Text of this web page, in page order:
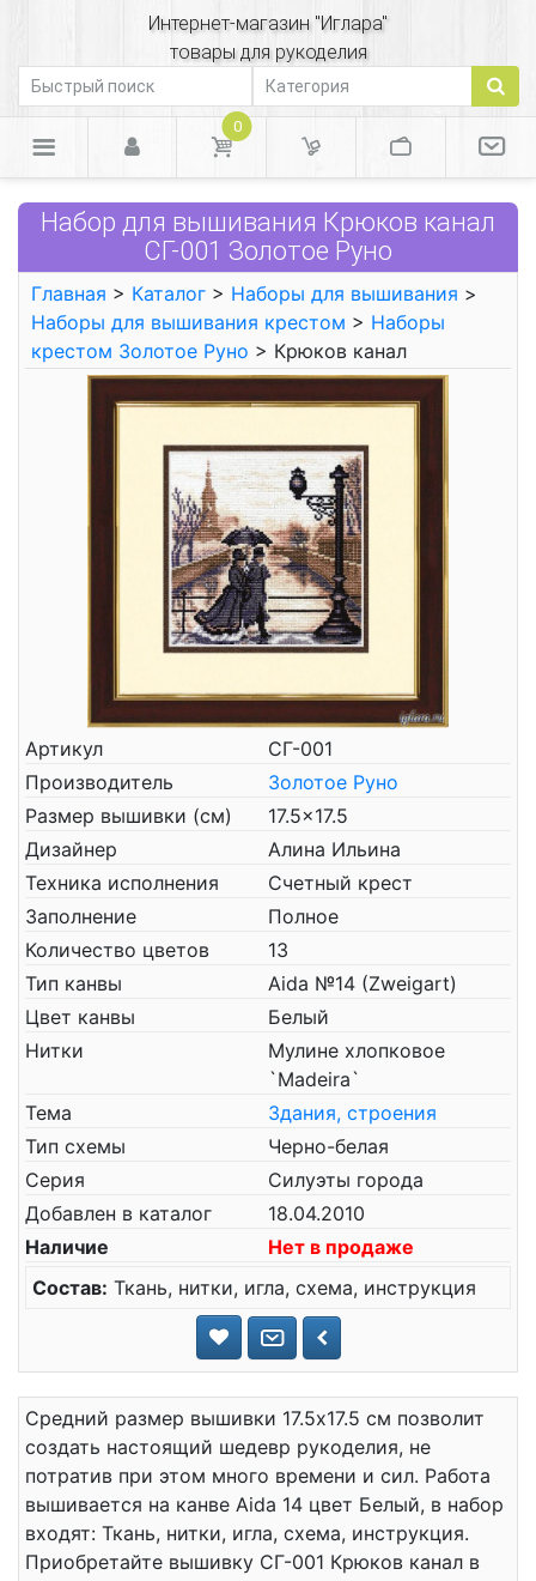
Интернет-магазин "Иглара"
товары для рукоделия
0
Набор для вышивания Крюков канал
СГ-001 Золотое Руно
Главная > Каталог > Наборы для вышивания >
Наборы для вышивания крестом > Наборы
крестом Золотое Руно > Крюков канал
Артикул
СГ-001
Производитель
Золотое Руно
Размер вышивки (см)
17.5x17.5
Дизайнер
Алина Ильина
Техника исполнения
Счетный крест
Заполнение
Полное
Количество цветов
13
Тип канвы
Aida №14 (Zweigart)
Цвет канвы
Белый
Нитки
Мулине хлопковое
`Madeira`
Тема
Здания, строения
Тип схемы
Черно-белая
Серия
Силуэты города
Добавлен в каталог
18.04.2010
Наличие
Нет в продаже
Состав: Ткань, нитки, игла, схема, инструкция
Средний размер вышивки 17.5x17.5 см позволит
создать настоящий шедевр рукоделия, не
потратив при этом много времени и сил. Работа
вышивается на канве Aida 14 цвет Белый, в набор
входят: Ткань, нитки, игла, схема, инструкция.
Приобретайте вышивку СГ-001 Крюков канал в